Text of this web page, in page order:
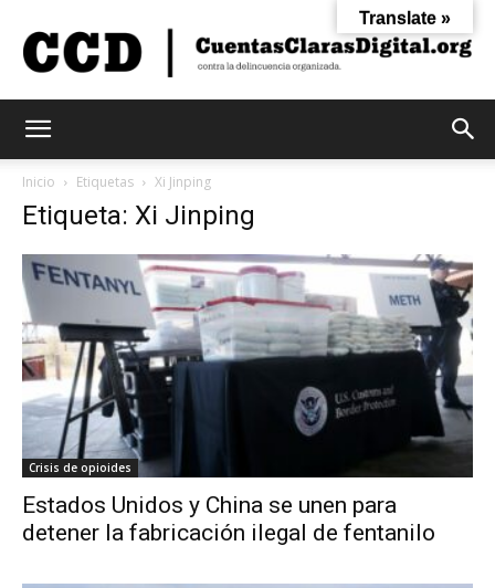
Digital
Inicio Etiquetas Xi Jinping
Etiqueta: Xi Jinping
Crisis de opioides
Estados Unidos y China se unen para
detener la fabricación ilegal de fentanilo
Translate »